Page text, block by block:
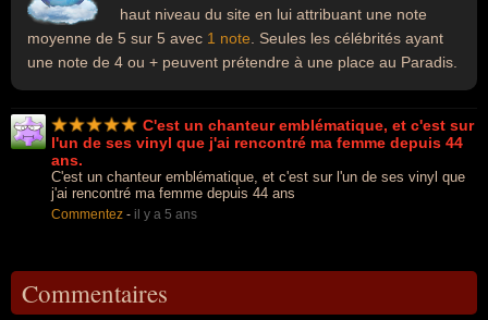
haut niveau du site en lui attribuant une note
moyenne de 5 sur 5 avec 1 note . Seules les célébrités ayant
une note de 4 ou + peuvent prétendre à une place au Paradis.
C'est un chanteur emblématique, et c'est sur
l'un de ses vinyl que j'ai rencontré ma femme depuis 44
ans.
C'est un chanteur emblématique, et c'est sur l'un de ses vinyl que
j'ai rencontré ma femme depuis 44 ans
Commentez - il y a 5 ans
Commentaires